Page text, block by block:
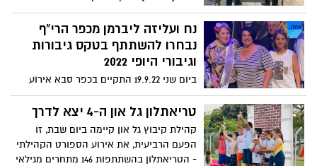
השירות הפסיכולוגי החדש במועצה האזורית
יואב במעמד ראש המועצה, ד"ר מטי צרפתי
הרכבי, מנכ"לית המועצה מירית דגני,
הפסיכולוגית הארצית במשרד החינוך, ד"ר
החינוך, ינקלה שטיינברג, מנהלת השפ"ח נתלי
נח ועליזה ליברמן מכפר הרי"ף
נבחרו להשתתף בטקס גיבורות
וגיבורי היופי 2022
ביום שני 19.9.22 התקיים בכפר סבא אירוע
"גיבורות וגיבורי היופי" 2022 למען שורדי
השואה זו הפעם החמישית. האירוע מתקיים
בשיתוף הרשויות המקומיות והשלטון המקומי,
ובו התכבדו 109 שורדות ושורדי השואה
מרשויות וממועצות מקומיות ואזוריות בארץ
טריאתלון גל און ה-4 יצא לדרך
קהילת קיבוץ גל און קיימה ביום שבת, זו
הפעם הרביעית, את אירוע הספורט הקהילתי
- הטריאתלון בהשתתפות 146 מתחרים מגילאי